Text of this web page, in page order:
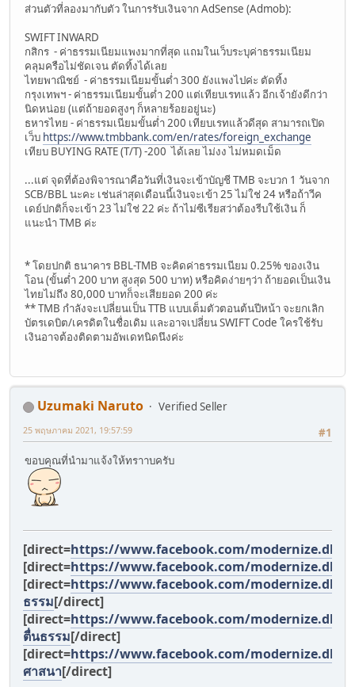
ส่วนตัวที่ลองมากับตัว ในการรับเงินจาก AdSense (Admob):
SWIFT INWARD
กสิกร - ค่าธรรมเนียมแพงมากที่สุด แถมในเว็บระบุค่าธรรมเนียม
คลุมครือไม่ชัดเจน ตัดทิ้งได้เลย
ไทยพาณิชย์ - ค่าธรรมเนียมขั้นต่ำ 300 ยังแพงไปค่ะ ตัดทิ้ง
กรุงเทพฯ - ค่าธรรมเนียมขั้นต่ำ 200 แต่เทียบเรทแล้ว อีกเจ้ายังดีกว่า
นิดหน่อย (แต่ถ้ายอดสูงๆ ก็หลายร้อยอยู่นะ)
ธหารไทย - ค่าธรรมเนียมขั้นต่ำ 200 เทียบเรทแล้วดีสุด สามารถเปิด
เว็บ https://www.tmbbank.com/en/rates/foreign_exchange
เทียบ BUYING RATE (T/T) -200 ได้เลย ไม่งง ไม่หมดเม็ด
...แต่ จุดที่ต้องพิจารณาคือวันที่เงินจะเข้าบัญชี TMB จะบวก 1 วันจาก
SCB/BBL นะคะ เช่นล่าสุดเดือนนี้เงินจะเข้า 25 ไม่ใช่ 24 หรือถ้าวีค
เดย์ปกติก็จะเข้า 23 ไม่ใช่ 22 ค่ะ ถ้าไม่ซีเรียสว่าต้องรีบใช้เงิน ก็
แนะนำ TMB ค่ะ
* โดยปกติ ธนาคาร BBL-TMB จะคิดค่าธรรมเนียม 0.25% ของเงิน
โอน (ขั้นต่ำ 200 บาท สูงสุด 500 บาท) หรือคิดง่ายๆว่า ถ้ายอดเป็นเงิน
ไทยไม่ถึง 80,000 บาทก็จะเสียยอด 200 ค่ะ
** TMB กำลังจะเปลี่ยนเป็น TTB แบบเต็มตัวตอนต้นปีหน้า จะยกเลิก
บัตรเดบิต/เครดิตในชื่อเดิม และอาจเปลี่ยน SWIFT Code ใครใช้รับ
เงินอาจต้องติดตามอัพเดทนิดนึงค่ะ
Uzumaki Naruto
Verified Seller
#1
25 พฤษภาคม 2021, 19:57:59
ขอบคุณที่นำมาแจ้งให้ทราาบครับ
[direct=https://www.facebook.com/
[direct=https://www.facebook.com/
[direct=https://www.facebook.com/
ธรรม[/direct]
[direct=https://www.facebook.com/
ตื่นธรรม[/direct]
[direct=https://www.facebook.com/
ศาสนา[/direct]